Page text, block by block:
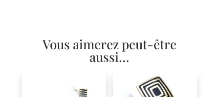
Vous aimerez peut-être
aussi…